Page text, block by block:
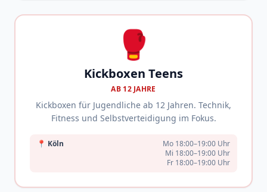
🥊
Kickboxen Teens
AB 12 JAHRE
Kickboxen für Jugendliche ab 12 Jahren. Technik,
Fitness und Selbstverteidigung im Fokus.
📍 Köln
Mo 18:00–19:00 Uhr
Mi 18:00–19:00 Uhr
Fr 18:00–19:00 Uhr